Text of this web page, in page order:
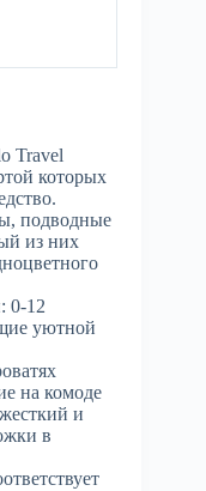
Travel
которых
подводные
из них
0-12
уютной
на комоде
и
в